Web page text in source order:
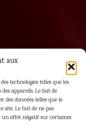
aux
technologies telles que les
appareils. Le fait de
des données telles que le
site. Le fait de ne pas
effet négatif sur certaines